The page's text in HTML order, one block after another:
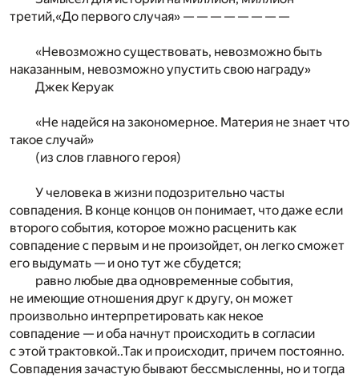
третий,«До первого случая» — — — — — — — —
«Невозможно существовать, невозможно быть
наказанным, невозможно упустить свою награду»
Джек Керуак
«Не надейся на закономерное. Материя не знает что
такое случай»
(из слов главного героя)
У человека в жизни подозрительно часты
совпадения. В конце концов он понимает, что даже если
второго события, которое можно расценить как
совпадение с первым и не произойдет, он легко сможет
его выдумать — и оно тут же сбудется;
равно любые два одновременные события,
не имеющие отношения друг к другу, он может
произвольно интерпретировать как некое
совпадение — и оба начнут происходить в согласии
с этой трактовкой..Так и происходит, причем постоянно.
Совпадения зачастую бывают бессмысленны, но и тогда